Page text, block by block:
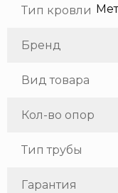
Тип кровли
Бренд
Вид товара
Кол-во опор
Тип трубы
Гарантия